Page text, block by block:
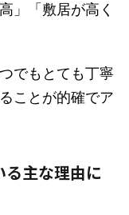
」「敷居が高く
でもとても丁寧
ことが的確でア
主な理由に